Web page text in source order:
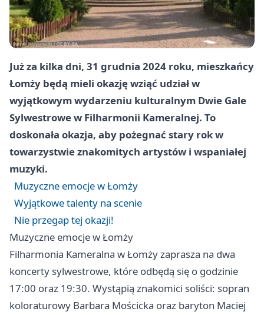
Już za kilka dni, 31 grudnia 2024 roku, mieszkańcy
Łomży będą mieli okazję wziąć udział w
wyjątkowym wydarzeniu kulturalnym Dwie Gale
Sylwestrowe w Filharmonii Kameralnej. To
doskonała okazja, aby pożegnać stary rok w
towarzystwie znakomitych artystów i wspaniałej
muzyki.
Muzyczne emocje w Łomży
Wyjątkowe talenty na scenie
Nie przegap tej okazji!
Muzyczne emocje w Łomży
Filharmonia Kameralna w Łomży zaprasza na dwa
koncerty sylwestrowe, które odbędą się o godzinie
17:00 oraz 19:30. Wystąpią znakomici soliści: sopran
koloraturowy Barbara Mościcka oraz baryton Maciej